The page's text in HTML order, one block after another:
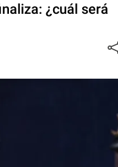
¿cuál será